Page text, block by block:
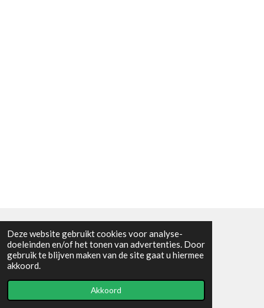
Deze website gebruikt cookies voor analyse-
doeleinden en/of het tonen van advertenties. Door
gebruik te blijven maken van de site gaat u hiermee
akkoord.
Akkoord
Algemene voorwaarden
© 2021 - RC en mineralenshop Het vlinderpad